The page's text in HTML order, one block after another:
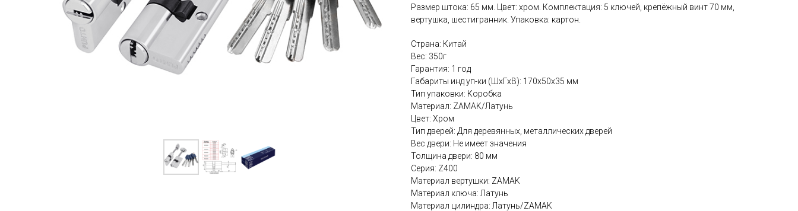
Размер штока: 65 мм. Цвет: хром. Комплектация: 5 ключей, крепёжный винт 70 мм,
вертушка, шестигранник. Упаковка: картон.
Страна: Китай
Вес: 350г
Гарантия: 1 год
Габариты инд уп-ки (ШхГхВ): 170x50x35 мм
Тип упаковки: Коробка
Материал: ZAMAK/Латунь
Цвет: Хром
Тип дверей: Для деревянных, металлических дверей
Вес двери: Не имеет значения
Толщина двери: 80 мм
Серия: Z400
Материал вертушки: ZAMAK
Материал ключа: Латунь
Материал цилиндра: Латунь/ZAMAK